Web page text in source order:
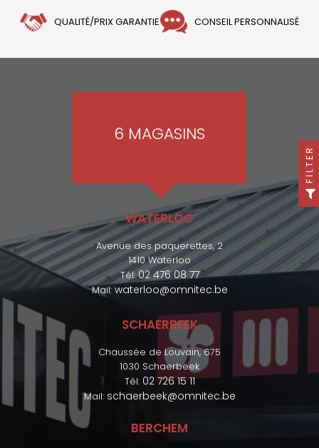
QUALITÉ/PRIX GARANTIE CONSEIL PERSONNALISÉ
6 MAGASINS
WATERLOO
Avenue des paquerettes, 2
1410 Waterloo
Tél:02 476 08 77
Mail: waterloo@omnitec.be
SCHAERBEEK
Chaussée de Louvain, 675
1030 Schaerbeek
Tél: 02 726 15 11
Mail: schaerbeek@omnitec.be
BERCHEM
FILTER